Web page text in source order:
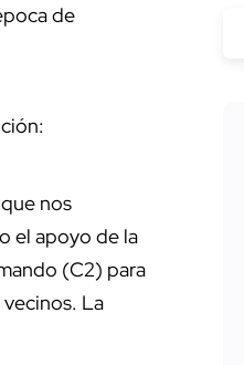
de
nos
el apoyo de la
(C2) para
La